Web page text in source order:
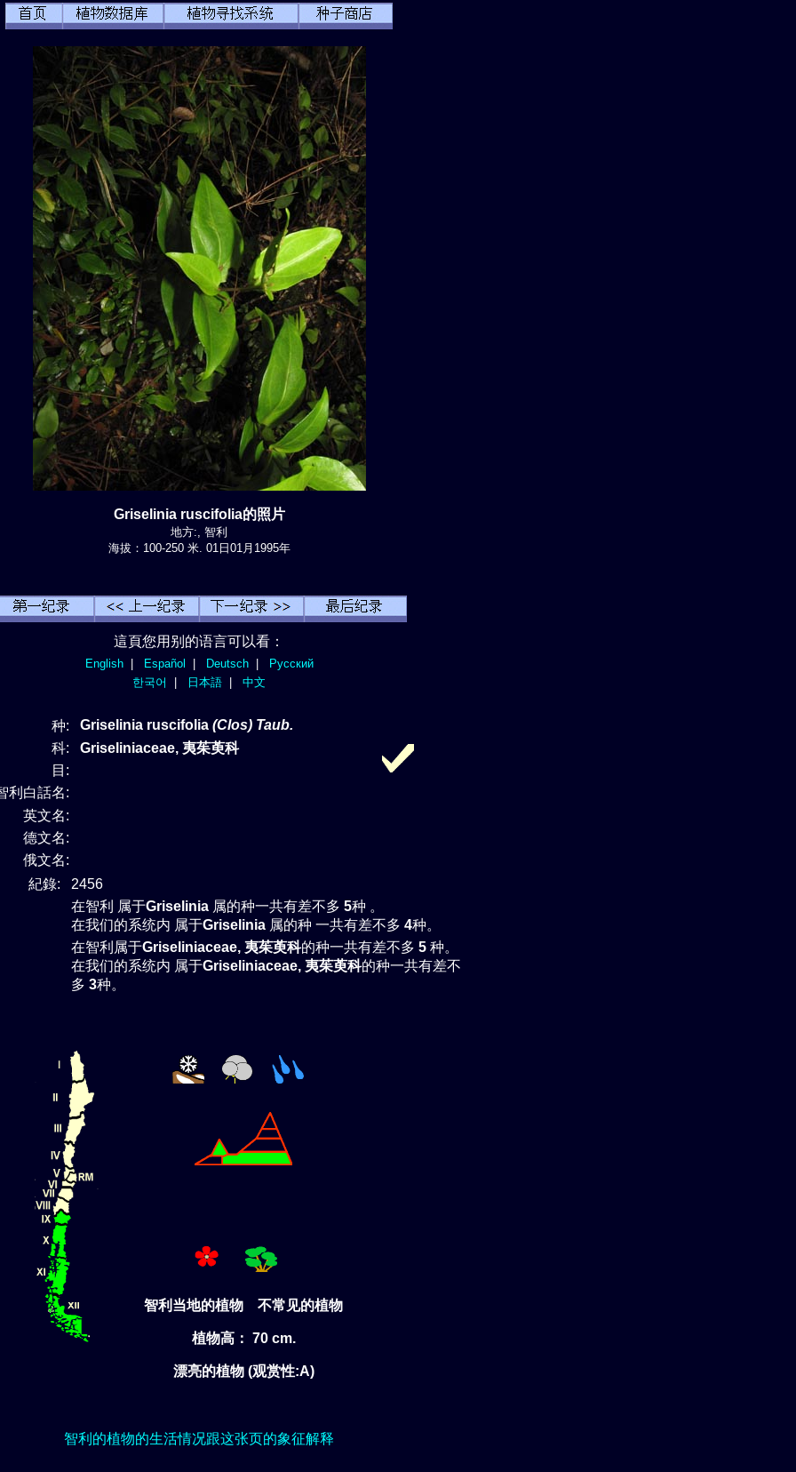
Griselinia ruscifolia的照片
地方:, 智利
海拔：100-250 米. 01日01月1995年
這頁您用别的语言可以看：
English| Español Deutsch|
Русский
한국어
日本語 中文
种: Griselinia ruscifolia (Clos) Taub.
科:
Griseliniaceae, 夷茱萸科
目:
利白話名:
英文名:
德文名:
俄文名:
紀錄:
2456
在智利 属于Griselinia 属的种一共有差不多 5种 。
在我们的系统内 属于Griselinia 属的种 一共有差不多 4种。
在智利属于Griseliniaceae, 夷茱萸科的种一共有差不多 5 种。
在我们的系统内 属于Griseliniaceae, 夷茱萸科的种一共有差不
多 3种。
智利当地的植物 不常见的植物
植物高： 70 cm.
漂亮的植物 (观赏性:A)
智利的植物的生活情况跟这张页的象征解释